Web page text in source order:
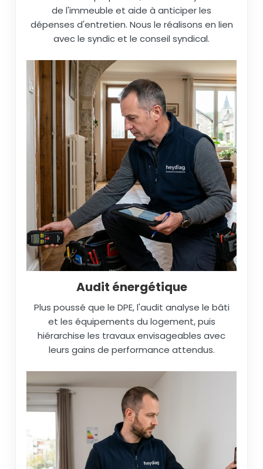
de l'immeuble et aide à anticiper les
dépenses d'entretien. Nous le réalisons en lien
avec le syndic et le conseil syndical.
Audit énergétique
Plus poussé que le DPE, l'audit analyse le bâti
et les équipements du logement, puis
hiérarchise les travaux envisageables avec
leurs gains de performance attendus.